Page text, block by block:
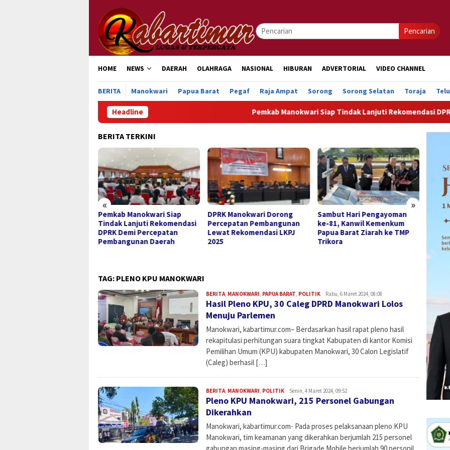
konten
Pencarian
HOME NEWS DAERAH OLAHRAGA NASIONAL HIBURAN ADVERTORIAL VIDEO CHANNEL
BERITA Manokwari Papua Barat Pegaf Raja Ampat Sorong Sorong Selatan Toraja
Headline Pemkab Manokwari Siap Tindak Lanjuti Rekomendasi DPRK Demi
BERITA TERKINI
« »
DPRK Manokwari Dorong
Percepatan Pembangunan
Lewat Rekomendasi LKPJ
2025
Sambut Hari Pengayoman
ke-81, Kanwil Kemenkum
Papua Barat Ziarah ke TMP
Trikora
DPRK Manokwari Soroti
Pendidikan, Kesehatan
hingga Infrastruktur dalam
Rekomendasi LKPJ Bupati
TAG: PLENO KPU MANOKWARI
BERITA, MANOKWARI, PAPUA BARAT, POLITIK Admin
Rabu, 6 Maret 2024, 08:08
Hasil Pleno KPU, 30 Caleg DPRD Manokwari Lolos
Menuju Parlemen
Manokwari, kabartimur.com– Berdasarkan hasil rapat pleno hasil
rekapitulasi perhitungan suara tingkat Kabupaten di kantor Komisi
Pemilihan Umum (KPU) kabupaten Manokwari, 30 Calon Legislatif
(Caleg) berhasil […]
BERITA, MANOKWARI, POLITIK Admin
Senin, 4 Maret 2024, 09:52
Pleno KPU Manokwari, 215 Personel Gabungan
Dikerahkan
Manokwari, kabartimur.com- Pada proses pelaksanaan pleno KPU
Manokwari, tim keamanan yang dikerahkan berjumlah 215 personel